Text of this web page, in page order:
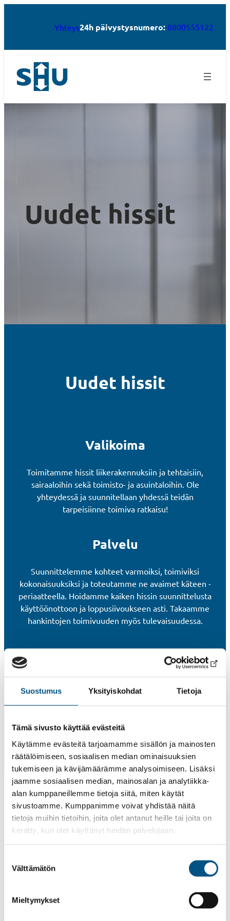
Suostumus Yksityiskohdat Tietoja
Tämä sivusto käyttää evästeitä
Käytämme evästeitä tarjoamamme sisällön ja mainosten
räätälöimiseen, sosiaalisen median ominaisuuksien
tukemiseen ja kävijämäärämme analysoimiseen. Lisäksi
jaamme sosiaalisen median, mainosalan ja analytiikka-
alan kumppaneillemme tietoja siitä, miten käytät
sivustoamme. Kumppanimme voivat yhdistää näitä
tietoja muihin tietoihin, joita olet antanut heille tai joita on
kerätty, kun olet käyttänyt heidän palvelujaan.
valinta
Välttämätön
Mieltymykset
Yhteys24h päivystysnumero: 0800555122
Uudet hissit
Uudet hissit
Valikoima
Toimitamme hissit liikerakennuksiin ja tehtaisiin,
sairaaloihin sekä toimisto- ja asuintaloihin. Ole
yhteydessä ja suunnitellaan yhdessä teidän
tarpeisiinne toimiva ratkaisu!
Palvelu
Suunnittelemme kohteet varmoiksi, toimiviksi
kokonaisuuksiksi ja toteutamme ne avaimet käteen -
periaatteella. Hoidamme kaiken hissin suunnittelusta
käyttöönottoon ja loppusiivoukseen asti. Takaamme
hankintojen toimivuuden myös tulevaisuudessa.
Erikoismitoitetut hissit
ovat erityisalaamme. Meillä on vankka kokemus
erikoishissien asentamisesta.
Kysy tarjous uudesta
hissistä
projektien työnjohto
andreas.johnson@shu.fi